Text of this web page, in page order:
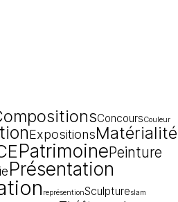
ConcoursCouleur
ExpositionsMatérialité
PatrimoinePeinture
Présentation
représentionSculptureslam